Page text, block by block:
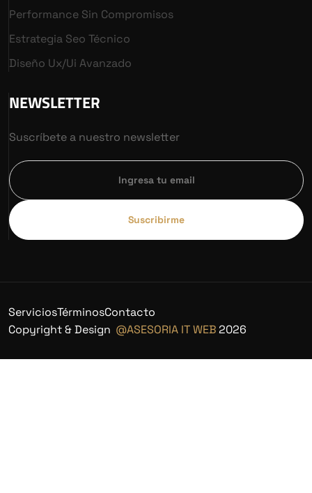
Performance Sin Compromisos
Estrategia Seo Técnico
Diseño Ux/ui Avanzado
NEWSLETTER
Suscríbete a nuestro newsletter
Suscribirme
Copyright & Design @ASESORIA IT WEB2026
ServiciosTérminosContacto